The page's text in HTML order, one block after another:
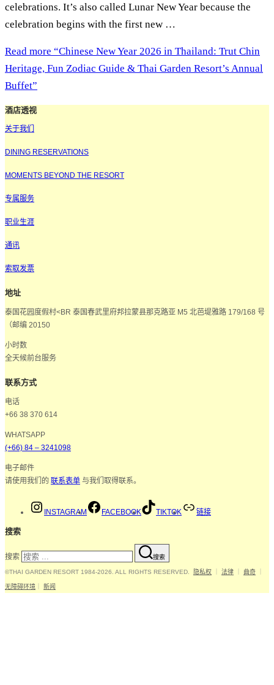
celebrations. It’s also called Lunar New Year because the
celebration begins with the first new …
Read more “Chinese New Year 2026 in Thailand: Trut Chin
Heritage, Fun Zodiac Guide & Thai Garden Resort’s Annual
Buffet”
酒店透视
关于我们
DINING RESERVATIONS
MOMENTS BEYOND THE RESORT
专属服务
职业生涯
通讯
索取发票
地址
泰国花园度假村<BR 泰国春武里府邦拉蒙县那克路亚 M5 北芭堤雅路 179/168 号
（邮编 20150
小时数
全天候前台服务
联系方式
电话
+66 38 370 614
WHATSAPP
(+66) 84 – 3241098
电子邮件
请使用我们的 联系表单 与我们取得联系。
INSTAGRAM FACEBOOK TIKTOK 链接
搜索
搜索 搜索
©THAI GARDEN RESORT 1984-2026. ALL RIGHTS RESERVED. 隐私权 法律 曲奇
无障碍环境 新闻